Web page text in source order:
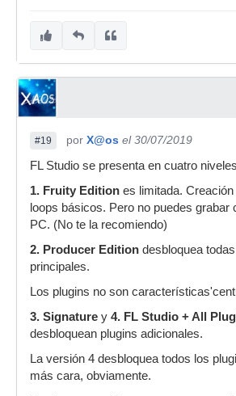
#19 por X@os el 30/07/2019
FL Studio se presenta en cuatro
1. Fruity Edition es limitada.
loops básicos. Pero no puedes grabar
PC. (No te la recomiendo)
2. Producer Edition desbloquea
principales.
Los plugins no son
3. Signature y 4. FL Studio + All
desbloquean plugins adicionales.
La versión 4 desbloquea todos los
más cara, obviamente.